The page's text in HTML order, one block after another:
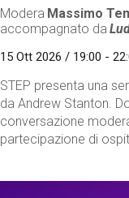
Modera Massimo
accompagnato da
15 Ott 2026 / 19:00 -
STEP presenta una
da Andrew Stanton.
conversazione
partecipazione di